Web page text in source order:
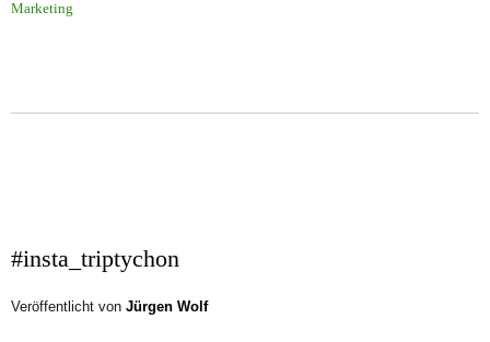
Marketing
#insta_triptychon
Veröffentlicht von Jürgen Wolf